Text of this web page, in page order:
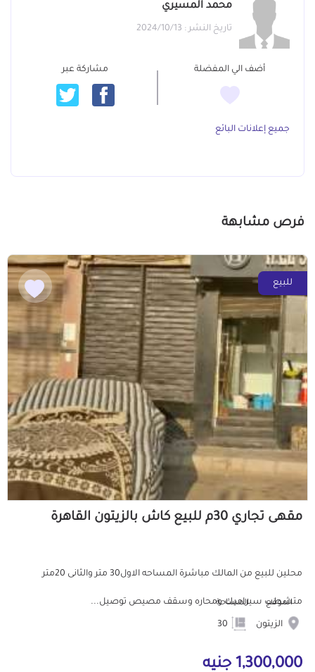
محمد المسيري
تاريخ النشر : 2024/10/13
أضف الي المفضلة مشاركة عبر
جميع إعلانات البائع
فرص مشابهة
للبيع
مقهى تجاري 30م للبيع كاش بالزيتون القاهرة
محلين للبيع من المالك مباشرة المساحه الاول30 متر والثانى 20متر
متشطب سيراميك ومحاره وسقف مصيص توصيل...
الموقع
الزيتون
المساحة
1,300,000 جنيه